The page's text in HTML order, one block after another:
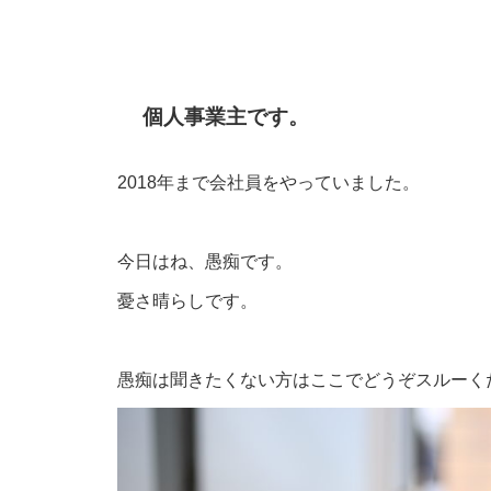
個人事業主です。
2018年まで会社員をやっていました。
今日はね、愚痴です。
憂さ晴らしです。
愚痴は聞きたくない方はここでどうぞスルーく